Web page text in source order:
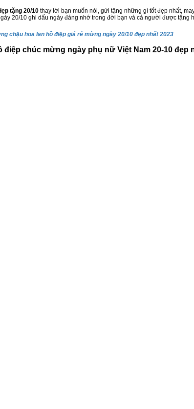
tặng 20/10 thay lời bạn muốn nói, gửi tặng những gì tốt đẹp nhất,
20/10 ghi dấu ngày đáng nhớ trong đời bạn và cả người được tặng
chậu hoa lan hồ điệp giá rẻ mừng ngày 20/10 đẹp nhất 2023
điệp chúc mừng ngày phụ nữ Việt Nam 20-10 đẹp